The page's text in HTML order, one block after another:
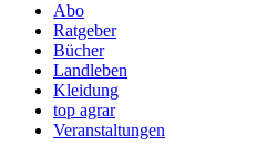
Abo
Ratgeber
Bücher
Landleben
Kleidung
top agrar
Veranstaltungen